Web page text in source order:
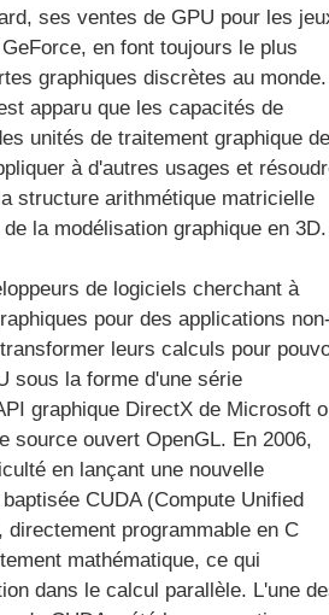
ses ventes de GPU pour les
en font toujours le plus
graphiques discrètes au monde.
apparu que les capacités de
unités de traitement graphique de
à d'autres usages et
structure arithmétique matricielle
la modélisation graphique en 3D.
de logiciels cherchant à
pour des applications
leurs calculs pour
sous la forme d'une série
graphique DirectX de Microsoft
source ouvert OpenGL. En 2006,
en lançant une nouvelle
CUDA (Compute Unified
programmable en C
mathématique, ce qui
dans le calcul parallèle. L'une